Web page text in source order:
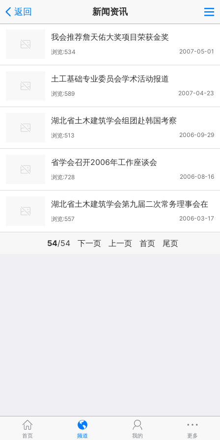
返回 新闻资讯
我会推荐詹天佑大奖项目荣获金奖
2007-05-01
浏览:534
土工基础专业委员会学术活动报道
2007-04-23
浏览:589
湖北省土木建筑学会组团赴韩国考察
2006-09-29
浏览:513
省学会召开2006年工作座谈会
2006-08-16
浏览:728
湖北省土木建筑学会第九届二次常务理事会在
汉召开
2006-03-17
浏览:557
54/54 下一页 上一页 首页 尾页
首页 频道 我的 更多